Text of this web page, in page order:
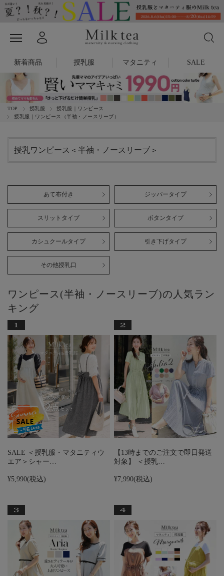
新着商品 授乳服 マタニティ SALE
TOP 授乳服
授乳服｜ワンピース
授乳服｜ワンピース（半袖・ノースリーブ）
授乳ワンピース＜半袖・ノースリーブ＞
あて布付き ジッパータイプ
スリットタイプ ボタンタイプ
カシュクールタイプ 引き下げタイプ
その他授乳口
ワンピース(半袖・ノースリーブ)の人気ラン
キング
SALE ＜授乳服・マタニティウ
エア＞シャー…
¥5,990(税込)
【13時までのご注文で即日発送
対象】 ＜授乳…
¥7,990(税込)